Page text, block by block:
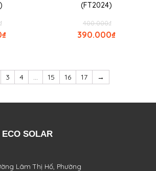
₫
₫
(FT2024)
₫
400.000
₫
390.000
3 4 … 15 16 17 →
SOLAR
Lâm Thị Hố, Phường